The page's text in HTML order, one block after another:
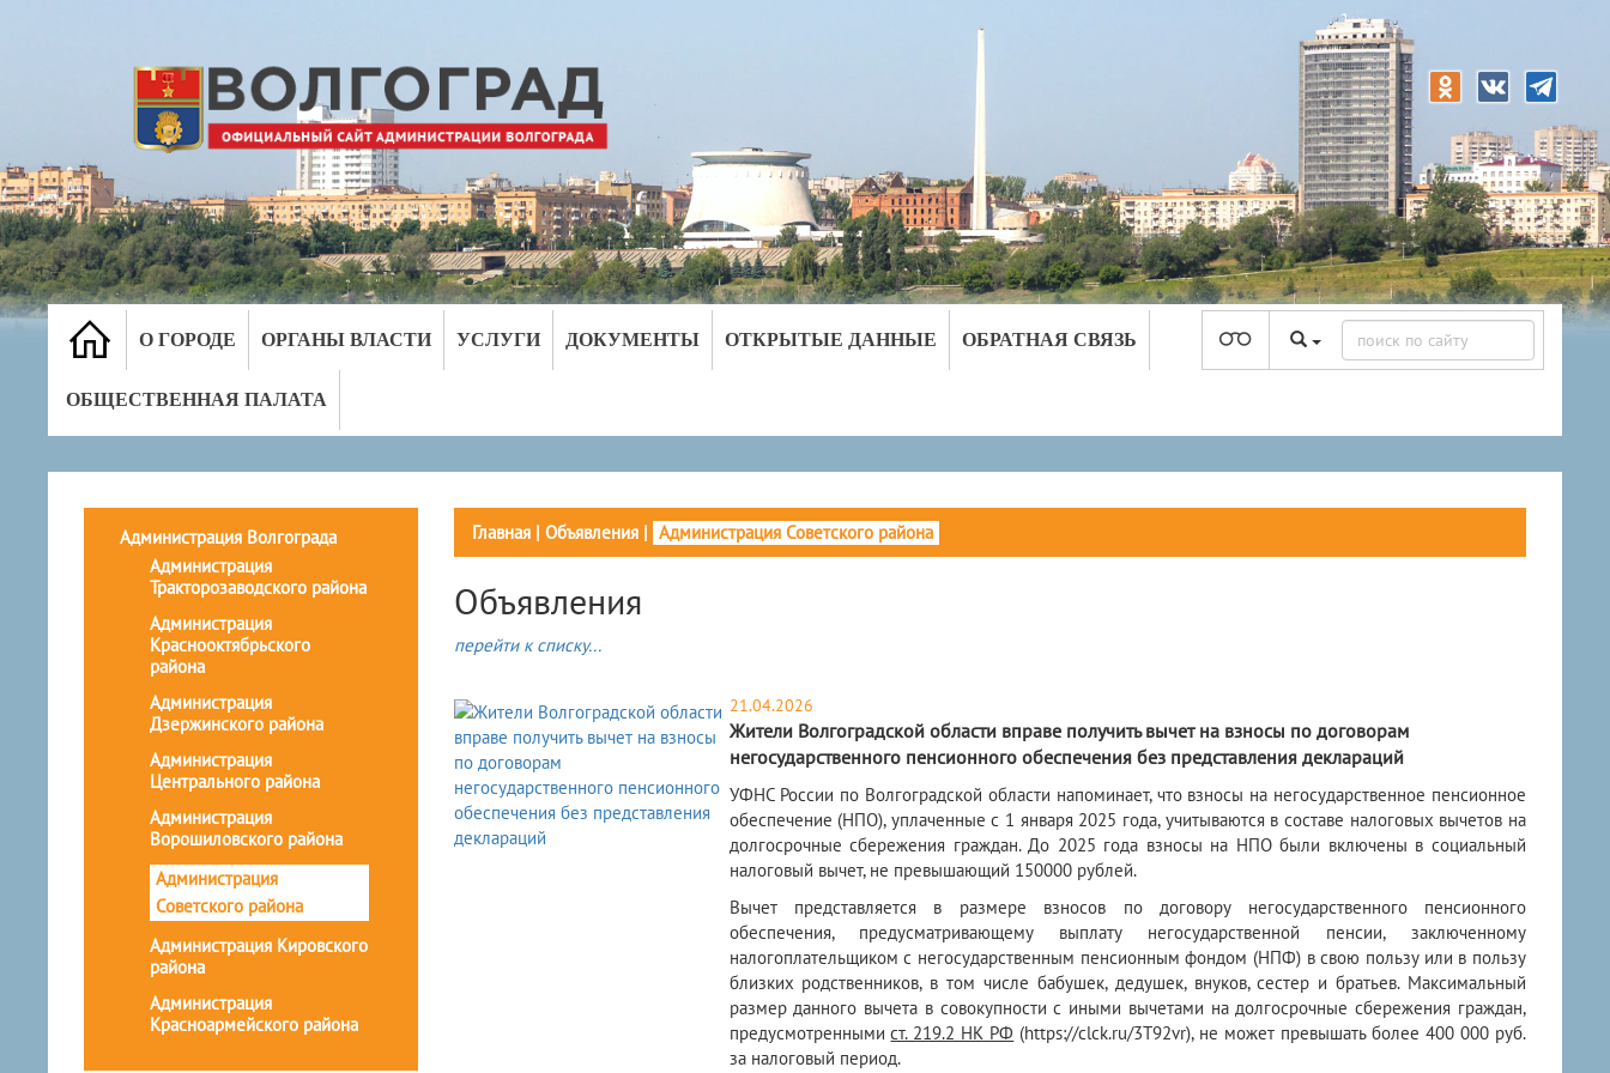
О ГОРОДЕ ОРГАНЫ ВЛАСТИ УСЛУГИ ДОКУМЕНТЫ ОТКРЫТЫЕ ДАННЫЕ ОБРАТНАЯ СВЯЗЬ
ОБЩЕСТВЕННАЯ ПАЛАТА
Администрация Волгограда
Администрация
Тракторозаводского района
Администрация
Краснооктябрьского
района
Администрация
Дзержинского района
Администрация
Центрального района
Администрация
Ворошиловского района
Администрация
Советского района
Администрация Кировского
района
Администрация
Красноармейского района
Главная| Объявления| Администрация Советского района
Объявления
перейти к списку...
21.04.2026
Жители Волгоградской области вправе получить вычет на взносы по договорам
негосударственного пенсионного обеспечения без представления деклараций
УФНС России по Волгоградской области напоминает, что взносы на негосударственное пенсионное
обеспечение (НПО), уплаченные с 1 января 2025 года, учитываются в составе налоговых вычетов на
долгосрочные сбережения граждан. До 2025 года взносы на НПО были включены в социальный
налоговый вычет, не превышающий 150000 рублей.
Вычет представляется в размере взносов по договору негосударственного пенсионного
обеспечения, предусматривающему выплату негосударственной пенсии, заключенному
налогоплательщиком с негосударственным пенсионным фондом (НПФ) в свою пользу или в пользу
близких родственников, в том числе бабушек, дедушек, внуков, сестер и братьев. Максимальный
размер данного вычета в совокупности с иными вычетами на долгосрочные сбережения граждан,
предусмотреннымист. 219.2 НК РФ (https://clck.ru/3T92vr), не может превышать более 400 000 руб.
за налоговый период.